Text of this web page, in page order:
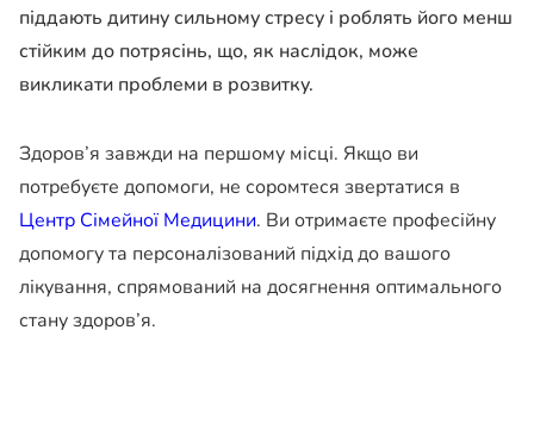
піддають дитину сильному стресу і роблять його менш
стійким до потрясінь, що, як наслідок, може
викликати проблеми в розвитку.
Здоров’я завжди на першому місці. Якщо ви
потребуєте допомоги, не соромтеся звертатися в
Центр Сімейної Медицини. Ви отримаєте професійну
допомогу та персоналізований підхід до вашого
лікування, спрямований на досягнення оптимального
стану здоров’я.